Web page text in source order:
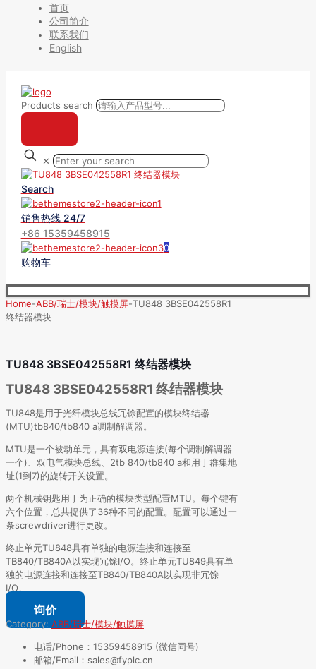
首页
公司简介
联系我们
English
Products search
✕
Search
销售热线 24/7
+86 15359458915
0
购物车
Home-ABB/瑞士/模块/触摸屏-TU848 3BSE042558R1
终结器模块
TU848 3BSE042558R1 终结器模块
TU848 3BSE042558R1 终结器模块
TU848是用于光纤模块总线冗馀配置的模块终结器
(MTU)tb840/tb840 a调制解调器。
MTU是一个被动单元，具有双电源连接(每个调制解调器
一个)、双电气模块总线、2tb 840/tb840 a和用于群集地
址(1到7)的旋转开关设置。
两个机械钥匙用于为正确的模块类型配置MTU。每个键有
六个位置，总共提供了36种不同的配置。配置可以通过一
条screwdriver进行更改。
终止单元TU848具有单独的电源连接和连接至
TB840/TB840A以实现冗馀I/O。终止单元TU849具有单
独的电源连接和连接至TB840/TB840A以实现非冗馀
I/O。
询价
Category: ABB/瑞士/模块/触摸屏
电话/Phone：15359458915 (微信同号)
邮箱/Email：sales@fyplc.cn